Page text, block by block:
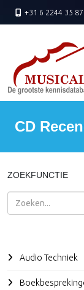
+31 6 2244 35 87
CD
ZOEKFUNCTIE
Zoeken
Audio Techniek